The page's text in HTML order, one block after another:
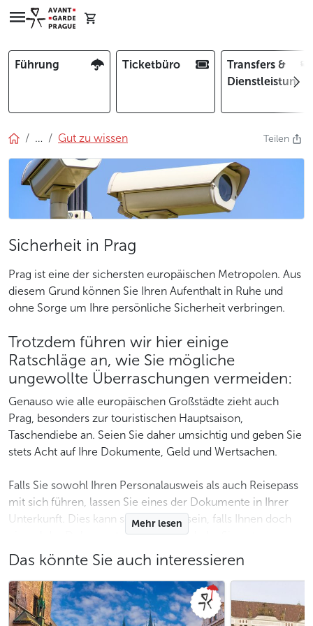
Führung Ticketbüro
Transfers &
… Gut zu wissen Teilen
Sicherheit in Prag
Prag ist eine der sichersten europäischen Metropolen. Aus
diesem Grund können Sie Ihren Aufenthalt in Ruhe und
ohne Sorge um Ihre persönliche Sicherheit verbringen.
Trotzdem führen wir hier einige
Ratschläge an, wie Sie mögliche
ungewollte Überraschungen vermeiden:
Genauso wie alle europäischen Großstädte zieht auch
Prag, besonders zur touristischen Hauptsaison,
Taschendiebe an. Seien Sie daher umsichtig und geben Sie
stets Acht auf Ihre Dokumente, Geld und Wertsachen.
Falls Sie sowohl Ihren Personalausweis als auch Reisepass
mit sich führen, lassen Sie eines der Dokumente in Ihrer
Unterkunft. Dies kann sehr nützlich sein, falls Ihnen doch
einmal das Dokument gestohlen wird, das Sie unterwegs
bei sich haben.
Lesen Sie auch unseren Artikelwas tun, wenn Ihre
persönlichen Dokumente verloren gehen oder gestohlen
werden.
Mehr lesen
Das könnte Sie auch interessieren